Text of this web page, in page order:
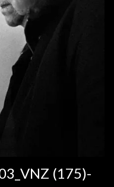
(175)-